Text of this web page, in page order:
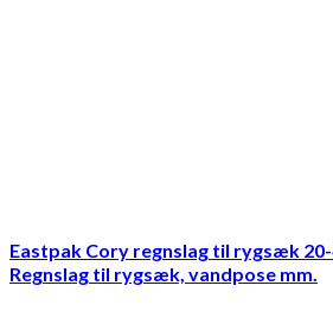
Eastpak Cory regnslag til rygsæk 20-
Regnslag til rygsæk, vandpose mm.